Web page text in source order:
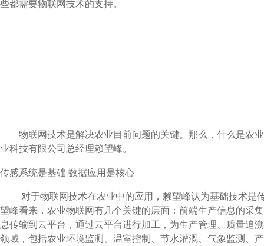
些都需要物联网技术的支持。
物联网技术是解决农业目前问题的关键。那么，什么是农业
业科技有限公司总经理赖望峰。
传感系统是基础 数据应用是核心
对于物联网技术在农业中的应用，赖望峰认为基础技术是传
望峰看来，农业物联网有几个关键的层面：前端生产信息的采
息传输到云平台，通过云平台进行加工，为生产管理、质量追
领域，包括农业环境监测、温室控制、节水灌溉、气象监测、